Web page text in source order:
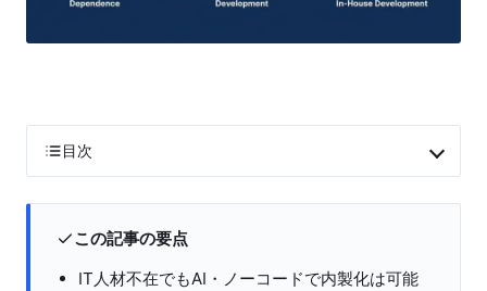
目次
この記事の要点
IT人材不在でもAI・ノーコードで内製化は可能